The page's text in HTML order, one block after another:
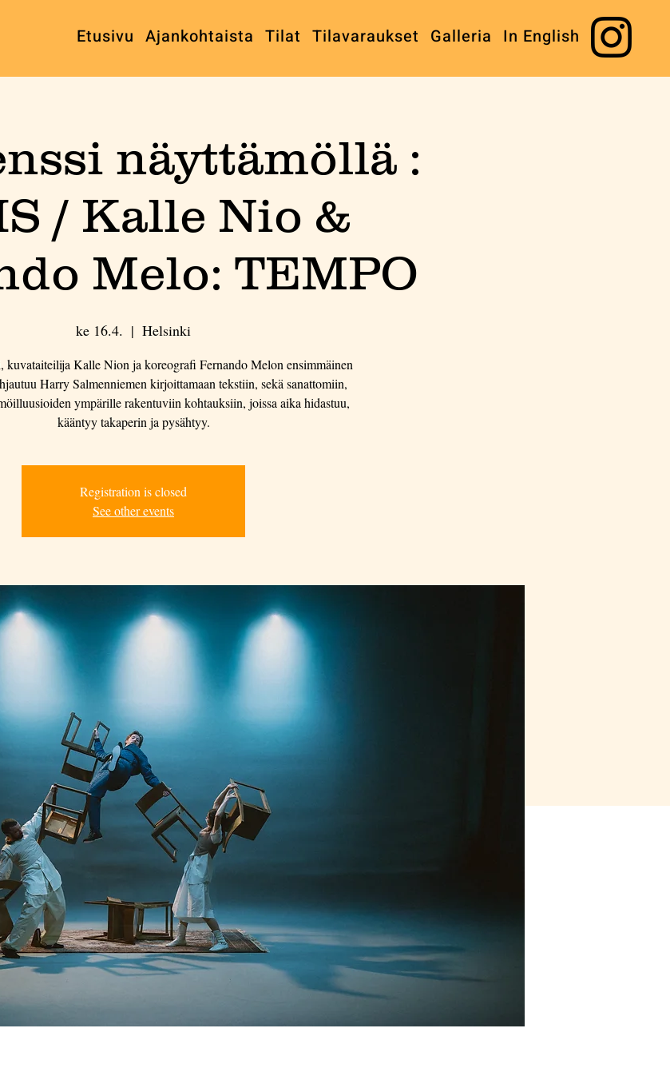
Etusivu Ajankohtaista Tilat Tilavaraukset Galleria In English
näyttämöllä :
/ Kalle Nio &
Melo: TEMPO
ke 16.4.
  |
Helsinki
kuvataiteilija Kalle Nion ja koreografi Fernando Melon ensimmäinen
Harry Salmenniemen kirjoittamaan tekstiin, sekä sanattomiin,
ympärille rakentuviin kohtauksiin, joissa aika hidastuu,
kääntyy takaperin ja pysähtyy.
Registration is closed
See other events